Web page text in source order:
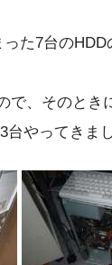
た7台の
で、そのとき
やってきまし